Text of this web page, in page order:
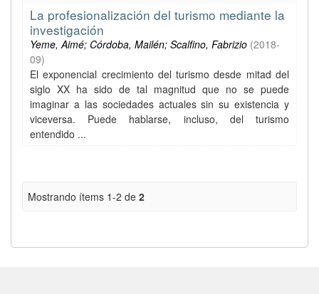
La profesionalización del turismo mediante la
investigación
Yeme, Aimé; Córdoba, Mailén; Scalfino, Fabrizio (2018-
09)
El exponencial crecimiento del turismo desde mitad del
siglo XX ha sido de tal magnitud que no se puede
imaginar a las sociedades actuales sin su existencia y
viceversa. Puede hablarse, incluso, del turismo
entendido ...
Mostrando ítems 1-2 de 2